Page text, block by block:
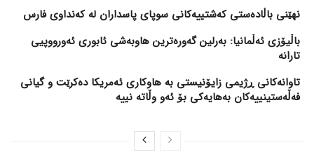
نهێنی باڵادەستی کەشتییەکانی سوپای پاسداران لە کەنداوی فارس
باڵیۆزی ئەڵمانیا: بەرلین گەورەترین هاوبەشی ئابوری ئەورووپیی
تارانە
تاوانەکانی ڕژیمی زایۆنیستی بە هاوکاری ئەمریکا دەکرێت و گیانی
فەڵەستینییەکان بەهایەکی بۆ ئەو وڵاتە نییە